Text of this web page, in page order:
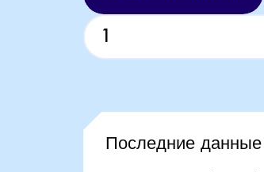
Последние